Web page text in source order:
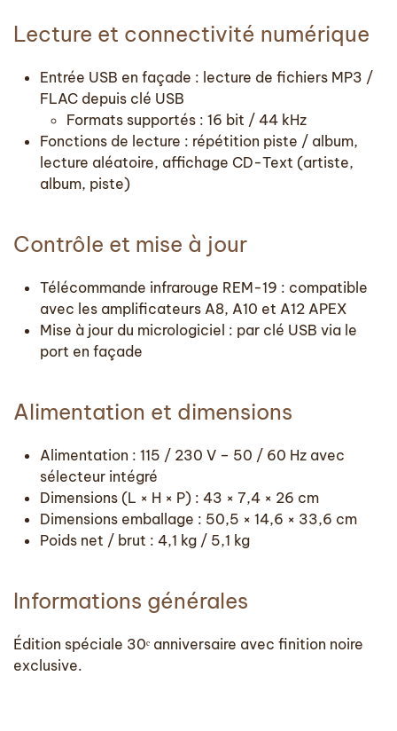
Lecture et connectivité numérique
Entrée USB en façade : lecture de fichiers MP3 /
FLAC depuis clé USB
Formats supportés : 16 bit / 44 kHz
Fonctions de lecture : répétition piste / album,
lecture aléatoire, affichage CD-Text (artiste,
album, piste)
Contrôle et mise à jour
Télécommande infrarouge REM-19 : compatible
avec les amplificateurs A8, A10 et A12 APEX
Mise à jour du micrologiciel : par clé USB via le
port en façade
Alimentation et dimensions
Alimentation : 115 / 230 V – 50 / 60 Hz avec
sélecteur intégré
Dimensions (L × H × P) : 43 × 7,4 × 26 cm
Dimensions emballage : 50,5 × 14,6 × 33,6 cm
Poids net / brut : 4,1 kg / 5,1 kg
Informations générales
Édition spéciale 30ᵉ anniversaire avec finition noire
exclusive.